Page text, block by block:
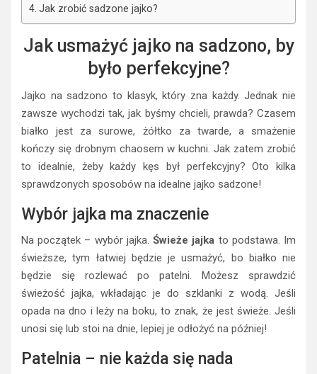
Jak zrobić sadzone jajko?
Jak usmażyć jajko na sadzono, by
było perfekcyjne?
Jajko na sadzono to klasyk, który zna każdy. Jednak nie
zawsze wychodzi tak, jak byśmy chcieli, prawda? Czasem
białko jest za surowe, żółtko za twarde, a smażenie
kończy się drobnym chaosem w kuchni. Jak zatem zrobić
to idealnie, żeby każdy kęs był perfekcyjny? Oto kilka
sprawdzonych sposobów na idealne jajko sadzone!
Wybór jajka ma znaczenie
Na początek – wybór jajka.Świeże jajka to podstawa. Im
świeższe, tym łatwiej będzie je usmażyć, bo białko nie
będzie się rozlewać po patelni. Możesz sprawdzić
świeżość jajka, wkładając je do szklanki z wodą. Jeśli
opada na dno i leży na boku, to znak, że jest świeże. Jeśli
unosi się lub stoi na dnie, lepiej je odłożyć na później!
Patelnia – nie każda się nada